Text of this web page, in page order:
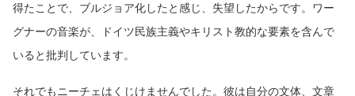
得たことで、ブルジョア化したと感じ、失望したからです。ワー
グナーの音楽が、ドイツ民族主義やキリスト教的な要素を含んで
いると批判しています。
それでもニーチェはくじけませんでした。彼は自分の文体、文章